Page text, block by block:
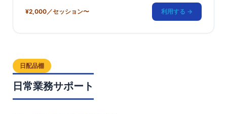
¥2,000／セッション〜 利用する →
日配品棚
日常業務サポート